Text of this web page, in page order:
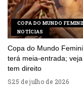
COPA DO MUNDO
NOTÍCIAS
Copa do Mundo
terá meia-entrada;
tem direito
25 de julho de 2026